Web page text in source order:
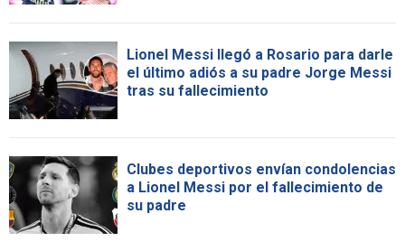
Lionel Messi llegó a Rosario para darle
el último adiós a su padre Jorge Messi
tras su fallecimiento
Clubes deportivos envían condolencias
a Lionel Messi por el fallecimiento de
su padre